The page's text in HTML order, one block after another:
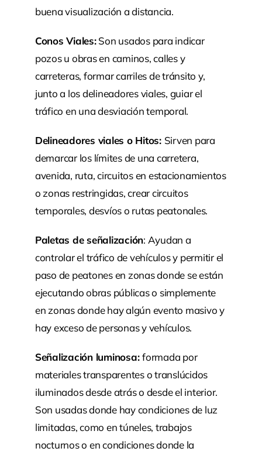
buena visualización a distancia.
Conos Viales:Son usados para indicar
pozos u obras en caminos, calles y
carreteras, formar carriles de tránsito y,
junto a los delineadores viales, guiar el
tráfico en una desviación temporal.
Delineadores viales o Hitos: Sirven para
demarcar los límites de una carretera,
avenida, ruta, circuitos en estacionamientos
o zonas restringidas, crear circuitos
temporales, desvíos o rutas peatonales.
Paletas de señalización: Ayudan a
controlar el tráfico de vehículos y permitir el
paso de peatones en zonas donde se están
ejecutando obras públicas o simplemente
en zonas donde hay algún evento masivo y
hay exceso de personas y vehículos.
Señalización luminosa:formada por
materiales transparentes o translúcidos
iluminados desde atrás o desde el interior.
Son usadas donde hay condiciones de luz
limitadas, como en túneles, trabajos
nocturnos o en condiciones donde la